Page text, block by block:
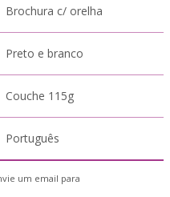
Brochura c/ orelha
Preto e branco
Couche 115g
Português
um email para